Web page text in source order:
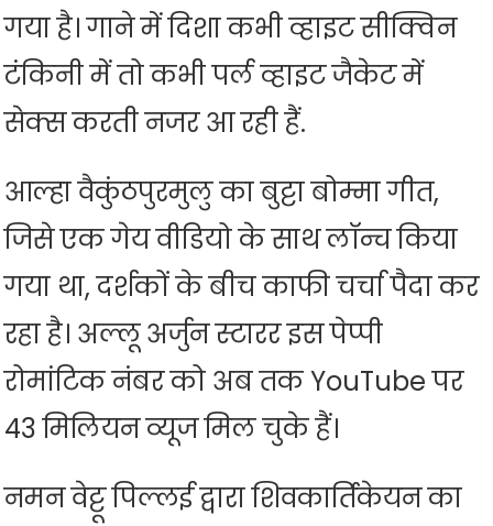
गया है। गाने में दिशा कभी व्हाइट सीक्विन
टंकिनी में तो कभी पर्ल व्हाइट जैकेट में
सेक्स करती नजर आ रही हैं.
आल्हा वैकुंठपुरमुलु का बुट्टा बोम्मा गीत,
जिसे एक गेय वीडियो के साथ लॉन्च किया
गया था, दर्शकों के बीच काफी चर्चा पैदा कर
रहा है। अल्लू अर्जुन स्टारर इस पेप्पी
रोमांटिक नंबर को अब तक YouTube पर
43 मिलियन व्यूज मिल चुके हैं।
नमन वेट्टू पिल्लई द्वारा शिवकार्तिकेयन का